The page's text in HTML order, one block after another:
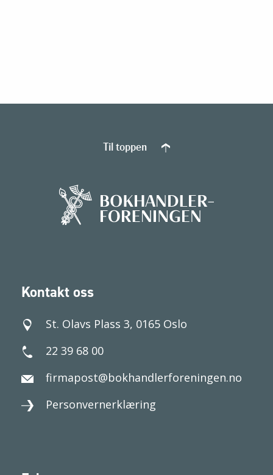
Kontakt oss
St. Olavs Plass 3, 0165 Oslo
22 39 68 00
firmapost@bokhandlerforeningen.no
Personvernerklæring
Til toppen